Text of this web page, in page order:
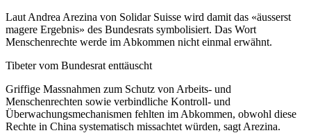
Laut Andrea Arezina von Solidar Suisse wird damit das «äusserst
magere Ergebnis» des Bundesrats symbolisiert. Das Wort
Menschenrechte werde im Abkommen nicht einmal erwähnt.
Tibeter vom Bundesrat enttäuscht
Griffige Massnahmen zum Schutz von Arbeits- und
Menschenrechten sowie verbindliche Kontroll- und
Überwachungsmechanismen fehlten im Abkommen, obwohl diese
Rechte in China systematisch missachtet würden, sagt Arezina.